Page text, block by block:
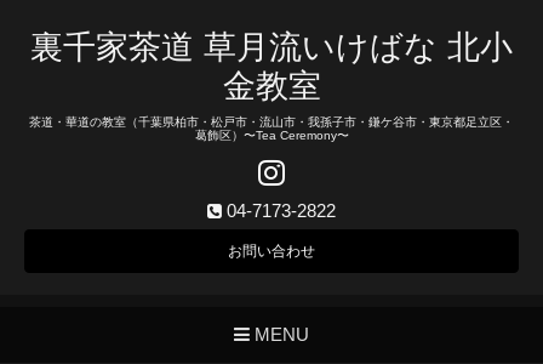
裏千家茶道 草月流いけばな 北小
金教室
茶道・華道の教室（千葉県柏市・松戸市・流山市・我孫子市・鎌ケ谷市・東京都足立区・
葛飾区）〜Tea Ceremony〜
04-7173-2822
お問い合わせ
MENU